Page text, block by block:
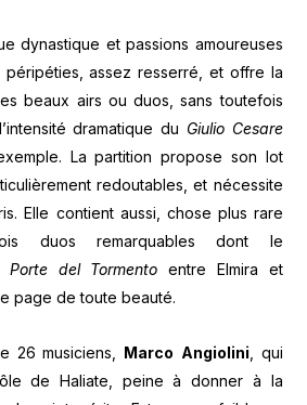
dynastique et passions amoureuses
assez resserré, et offre la
beaux airs ou duos, sans toutefois
dramatique du Giulio Cesare
La partition propose son lot
redoutables, et nécessite
Elle contient aussi, chose plus rare
duos remarquables dont le
Porte del Tormento entre Elmira et
page de toute beauté.
26 musiciens, Marco Angiolini , qui
de Haliate, peine à donner à la